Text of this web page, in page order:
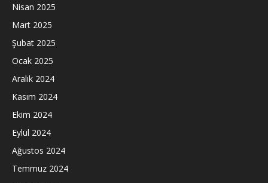
Nisan 2025
Mart 2025
Şubat 2025
Ocak 2025
Aralık 2024
Kasım 2024
Ekim 2024
Eylül 2024
Ağustos 2024
Temmuz 2024